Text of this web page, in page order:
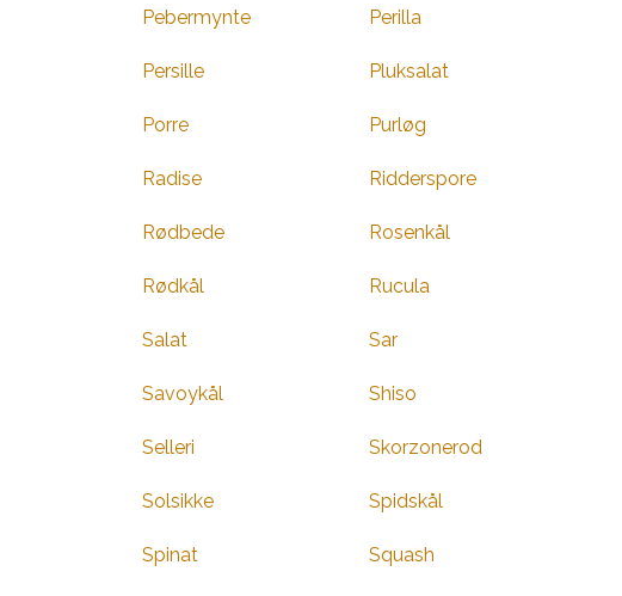
Pebermynte Perilla
Persille Pluksalat
Porre Purløg
Radise Ridderspore
Rødbede Rosenkål
Rødkål Rucula
Salat Sar
Savoykål Shiso
Selleri Skorzonerod
Solsikke Spidskål
Spinat Squash